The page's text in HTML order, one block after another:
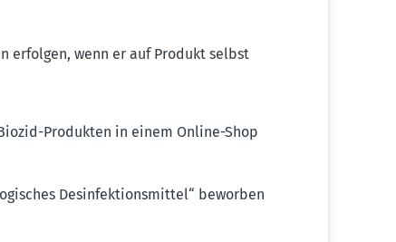
erfolgen, wenn er auf Produkt selbst
Produkten in einem Online-Shop
Desin­fek­ti­ons­mittel“ beworben